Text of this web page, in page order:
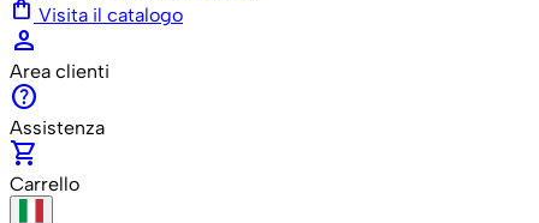
shopping_bag Visita il catalogo
person
Area clienti
help
Assistenza
shopping_cart
Carrello